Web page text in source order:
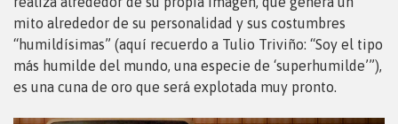
mito alrededor de su personalidad y sus costumbres
“humildísimas” (aquí recuerdo a Tulio Triviño: “Soy el tipo
más humilde del mundo, una especie de ‘superhumilde’”),
es una cuna de oro que será explotada muy pronto.